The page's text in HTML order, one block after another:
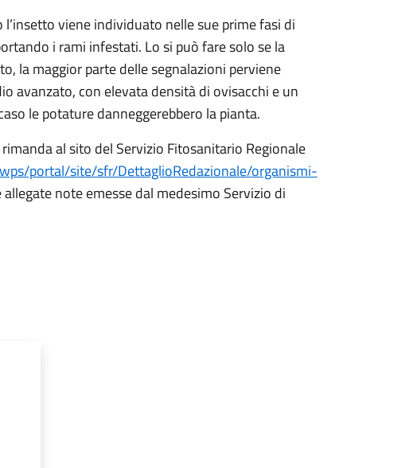
viene individuato nelle sue prime fasi di
i rami infestati. Lo si può fare solo se la
la maggior parte delle segnalazioni perviene
avanzato, con elevata densità di ovisacchi e un
le potature danneggerebbero la pianta.
al sito del Servizio Fitosanitario Regionale
portal/site/sfr/DettaglioRedazionale/organismi-
allegate note emesse dal medesimo Servizio di